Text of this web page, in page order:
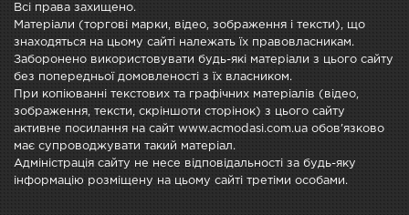
Всі права захищено.
Матеріали (торгові марки, відео, зображення і тексти), що
знаходяться на цьому сайті належать їх правовласникам.
Заборонено використовувати будь-які матеріали з цього сайту
без попередньої домовленості з їх власником.
При копіюванні текстових та графічних матеріалів (відео,
зображення, тексти, скріншоти сторінок) з цього сайту
активне посилання на сайт www.acmodasi.com.ua обов'язково
має супроводжувати такий матеріал.
Адміністрація сайту не несе відповідальності за будь-яку
інформацію розміщену на цьому сайті третіми особами.